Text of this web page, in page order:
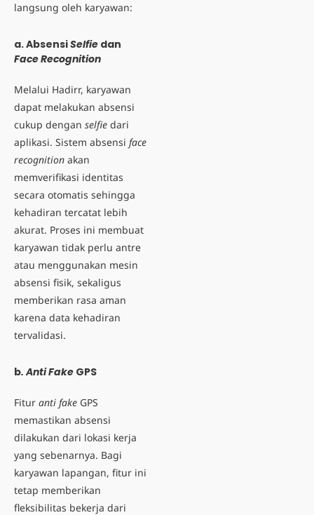
langsung oleh karyawan:
a. AbsensiSelfie dan
Face Recognition
Melalui Hadirr, karyawan
dapat melakukan absensi
cukup dengan selfie dari
aplikasi. Sistem absensi face
recognition akan
memverifikasi identitas
secara otomatis sehingga
kehadiran tercatat lebih
akurat. Proses ini membuat
karyawan tidak perlu antre
atau menggunakan mesin
absensi fisik, sekaligus
memberikan rasa aman
karena data kehadiran
tervalidasi.
b. Anti Fake GPS
Fitur anti fake GPS
memastikan absensi
dilakukan dari lokasi kerja
yang sebenarnya. Bagi
karyawan lapangan, fitur ini
tetap memberikan
fleksibilitas bekerja dari